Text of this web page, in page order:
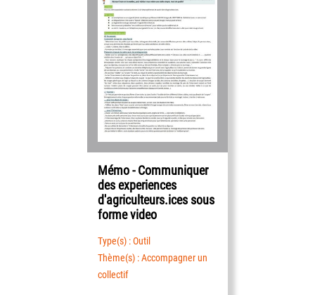
Mémo - Communiquer
des experiences
d'agriculteurs.ices sous
forme video
Type(s) : Outil
Thème(s) : Accompagner un
collectif